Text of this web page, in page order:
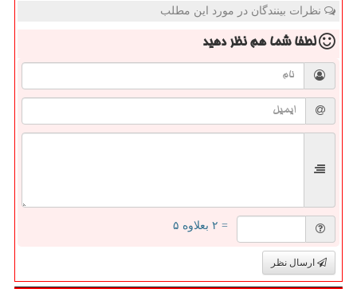
نظرات بینندگان در مورد این مطلب
لطفا شما همنظر دهید
= ۲ بعلاوه ۵
ارسال نظر